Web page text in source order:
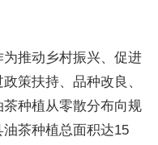
推动乡村振兴、促进
策扶持、品种改良、
种植从零散分布向规
茶种植总面积达15